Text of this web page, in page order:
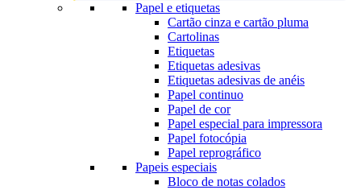
Papel e etiquetas
Cartão cinza e cartão pluma
Cartolinas
Etiquetas
Etiquetas adesivas
Etiquetas adesivas de anéis
Papel continuo
Papel de cor
Papel especial para impressora
Papel fotocópia
Papel reprográfico
Papeis especiais
Bloco de notas colados